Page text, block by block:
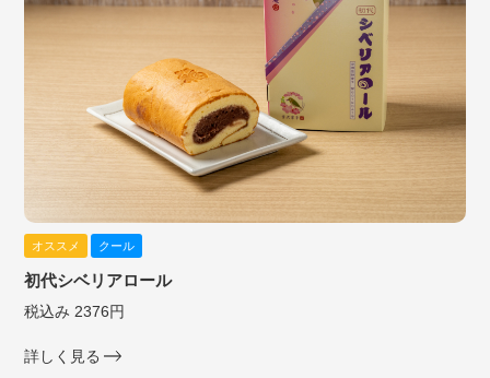
オススメ クール
初代シベリアロール
税込み 2376円
詳しく見る